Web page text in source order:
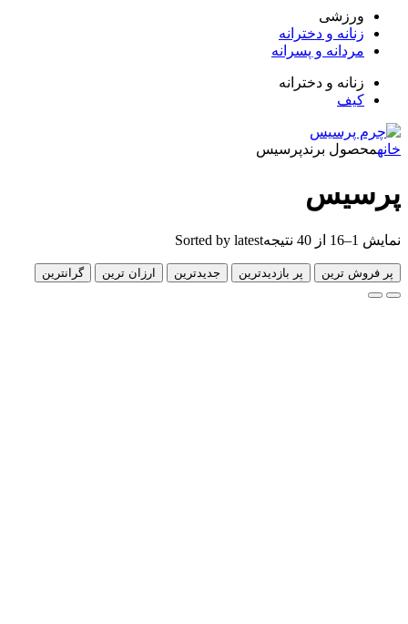
و دخترانه
و پسرانه
و دخترانه
برندپرسیس
Sorted by latest
ترین پر بازدیدترین جدیدترین ارزان ترین گرانترین